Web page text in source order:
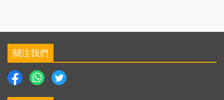
關注我們